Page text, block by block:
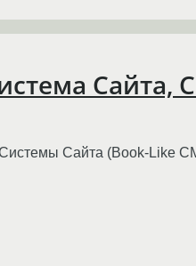
Сайта,
Сайта (Book-Like